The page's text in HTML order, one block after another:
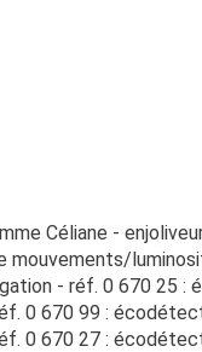
Céliane -
mouvements/
- réf. 0 670 25 :
0 670 99 :
0 670 27 :